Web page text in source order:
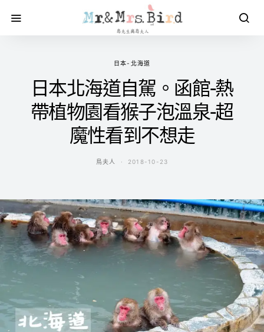
日本-北海道
日本北海道自駕。函館-熱
帶植物園看猴子泡溫泉-超
魔性看到不想走
鳥夫人 2018-10-23